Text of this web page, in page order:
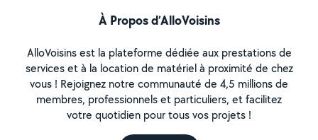
À Propos d’AlloVoisins
AlloVoisins est la plateforme dédiée aux prestations de
services et à la location de matériel à proximité de chez
vous ! Rejoignez notre communauté de 4,5 millions de
membres, professionnels et particuliers, et facilitez
votre quotidien pour tous vos projets !